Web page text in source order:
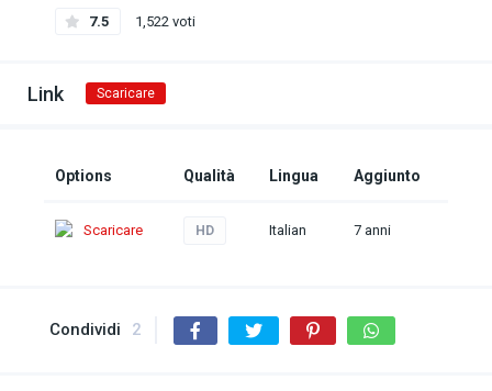
7.5 1,522 voti
Link Scaricare
Options Qualità Lingua Aggiunto
Scaricare HD Italian 7 anni
Condividi 2